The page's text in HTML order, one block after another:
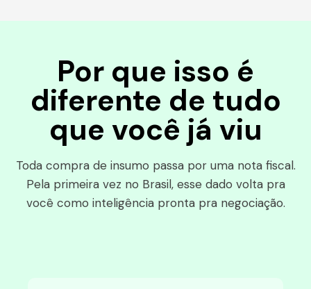
Por que isso é
diferente de tudo
que você já viu
Toda compra de insumo passa por uma nota fiscal.
Pela primeira vez no Brasil, esse dado volta pra
você como inteligência pronta pra negociação.